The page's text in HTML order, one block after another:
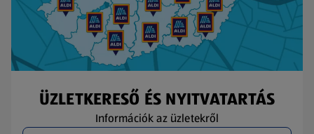
ÜZLETKERESŐ ÉS NYITVATARTÁS
Információk az üzletekről